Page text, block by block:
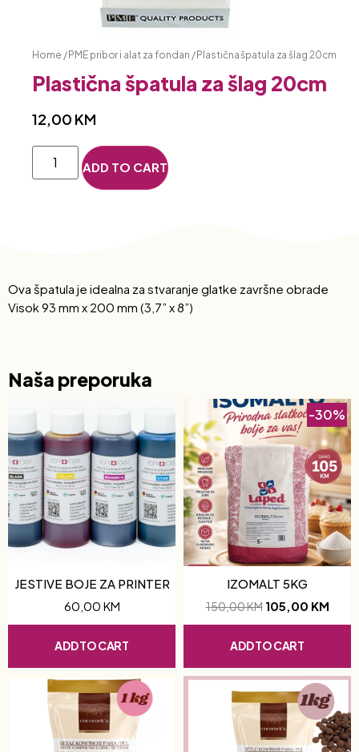
Home /PME pribor i alat za fondan / Plastična špatula za šlag 20cm
Plastična špatula za šlag 20cm
12,00 KM
ADD TO CART
Ova špatula je idealna za stvaranje glatke završne obrade
Visok 93 mm x 200 mm (3,7” x 8”)
Naša preporuka
JESTIVE BOJE ZA PRINTER
60,00 KM
ADD TO CART
-30%
IZOMALT 5KG
150,00KM 105,00 KM
ADD TO CART